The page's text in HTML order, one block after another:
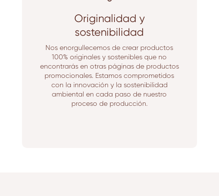
Originalidad y
sostenibilidad
Nos enorgullecemos de crear productos
100% originales y sostenibles que no
encontrarás en otras páginas de productos
promocionales. Estamos comprometidos
con la innovación y la sostenibilidad
ambiental en cada paso de nuestro
proceso de producción.